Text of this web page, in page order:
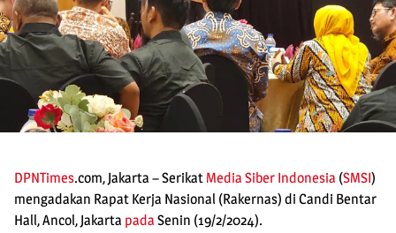
DPNTimes.com, Jakarta – Serikat Media Siber Indonesia (SMSI)
mengadakan Rapat Kerja Nasional (Rakernas) di Candi Bentar
Hall, Ancol, Jakarta pada Senin (19/2/2024).